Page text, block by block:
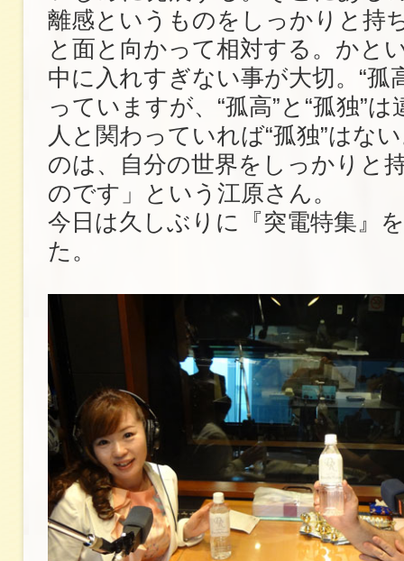
離感というものをしっかりと持
と面と向かって相対する。かと
中に入れすぎない事が大切。“孤
っていますが、“孤高”と“孤独”
人と関わっていれば“孤独”はな
のは、自分の世界をしっかりと
のです」という江原さん。
今日は久しぶりに『突電特集』
た。